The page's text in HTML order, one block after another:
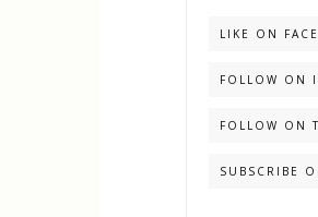
LIKE ON
FOLLOW ON
FOLLOW ON
SUBSCRIBE